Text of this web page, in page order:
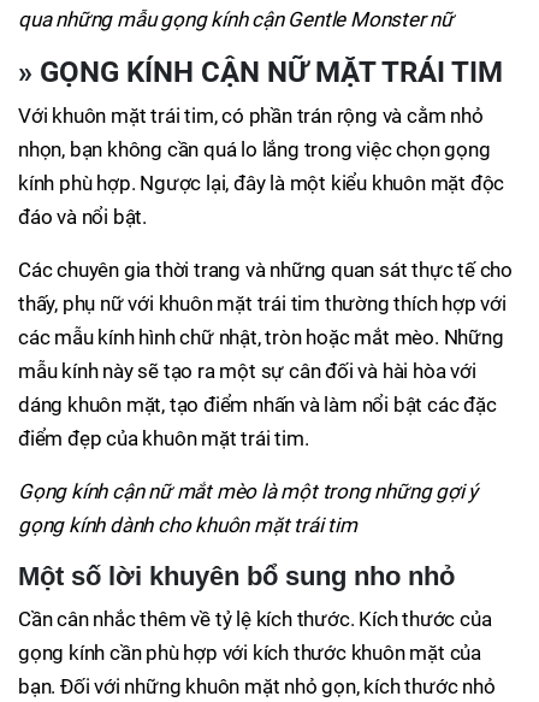
qua những mẫu gọng kính cận Gentle Monster nữ
» GỌNG KÍNH CẬN NỮ MẶT TRÁI TIM
Với khuôn mặt trái tim, có phần trán rộng và cằm nhỏ
nhọn, bạn không cần quá lo lắng trong việc chọn gọng
kính phù hợp. Ngược lại, đây là một kiểu khuôn mặt độc
đáo và nổi bật.
Các chuyên gia thời trang và những quan sát thực tế cho
thấy, phụ nữ với khuôn mặt trái tim thường thích hợp với
các mẫu kính hình chữ nhật, tròn hoặc mắt mèo. Những
mẫu kính này sẽ tạo ra một sự cân đối và hài hòa với
dáng khuôn mặt, tạo điểm nhấn và làm nổi bật các đặc
điểm đẹp của khuôn mặt trái tim.
Gọng kính cận nữ mắt mèo là một trong những gợi ý
gọng kính dành cho khuôn mặt trái tim
Một số lời khuyên bổ sung nho nhỏ
Cần cân nhắc thêm về tỷ lệ kích thước. Kích thước của
gọng kính cần phù hợp với kích thước khuôn mặt của
bạn. Đối với những khuôn mặt nhỏ gọn, kích thước nhỏ